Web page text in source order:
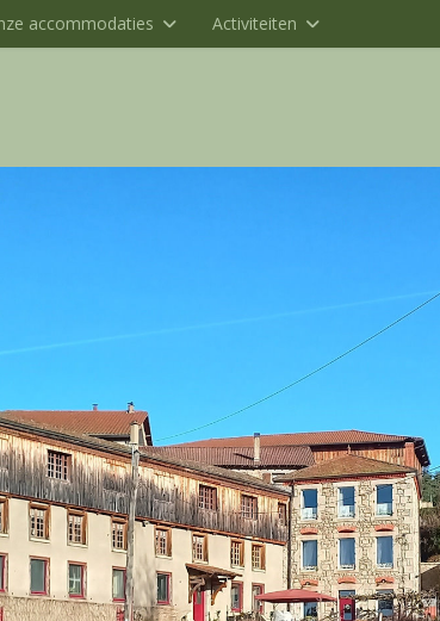
accommodaties Activiteiten